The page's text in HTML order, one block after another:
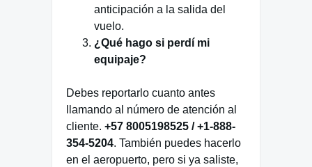
anticipación a la salida del
vuelo.
¿Qué hago si perdí mi
equipaje?
Debes reportarlo cuanto antes
llamando al número de atención al
cliente. +57 8005198525 / +1-888-
354-5204. También puedes hacerlo
en el aeropuerto, pero si ya saliste,